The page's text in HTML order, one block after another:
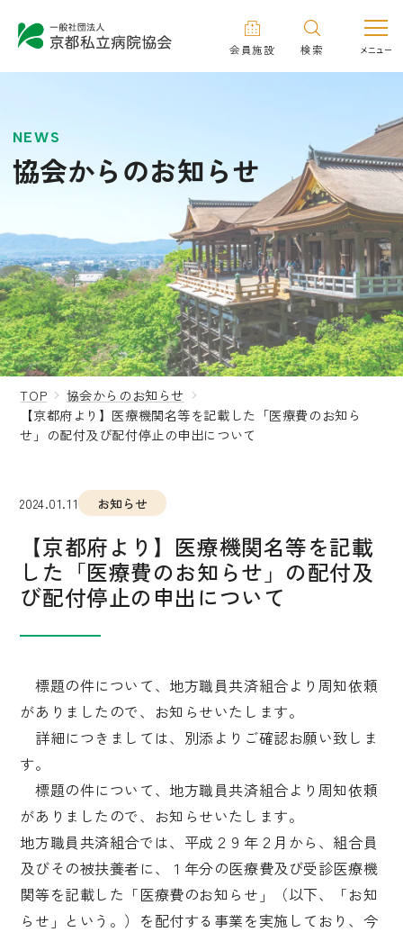
会員施設 検索
NEWS
協会からのお知らせ
TOP
協会からのお知らせ
【京都府より】医療機関名等を記載した「医療費のお知ら
せ」の配付及び配付停止の申出について
2024.01.11 お知らせ
【京都府より】医療機関名等を記載
した「医療費のお知らせ」の配付及
び配付停止の申出について
標題の件について、地方職員共済組合より周知依頼
がありましたので、お知らせいたします。
詳細につきましては、別添よりご確認お願い致しま
す。
標題の件について、地方職員共済組合より周知依頼
がありましたので、お知らせいたします。
地方職員共済組合では、平成２９年２月から、組合員
及びその被扶養者に、１年分の医療費及び受診医療機
関等を記載した「医療費のお知らせ」（以下、「お知
らせ」という。）を配付する事業を実施しており、今